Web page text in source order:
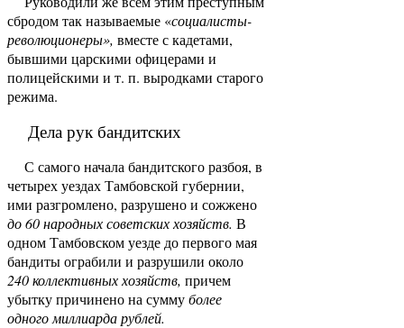
сбродом так называемые «социалисты-
революционеры», вместе с кадетами,
бывшими царскими офицерами и
полицейскими и т. п. выродками старого
режима.
Дела рук бандитских
С самого начала бандитского разбоя, в
четырех уездах Тамбовской губернии,
ими разгромлено, разрушено и сожжено
до 60 народных советских хозяйств. В
одном Тамбовском уезде до первого мая
бандиты ограбили и разрушили около
240 коллек­тивных хозяйств, причем
убытку причинено на суммуболее
одного миллиарда рублей.